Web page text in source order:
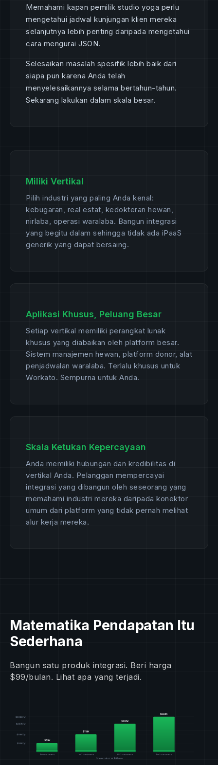
Memahami kapan pemilik studio yoga perlu
mengetahui jadwal kunjungan klien mereka
selanjutnya lebih penting daripada mengetahui
cara mengurai JSON.
Selesaikan masalah spesifik lebih baik dari
siapa pun karena Anda telah
menyelesaikannya selama bertahun-tahun.
Sekarang lakukan dalam skala besar.
Miliki Vertikal
Pilih industri yang paling Anda kenal:
kebugaran, real estat, kedokteran hewan,
nirlaba, operasi waralaba. Bangun integrasi
yang begitu dalam sehingga tidak ada iPaaS
generik yang dapat bersaing.
Aplikasi Khusus, Peluang Besar
Setiap vertikal memiliki perangkat lunak
khusus yang diabaikan oleh platform besar.
Sistem manajemen hewan, platform donor, alat
penjadwalan waralaba. Terlalu khusus untuk
Workato. Sempurna untuk Anda.
Skala Ketukan Kepercayaan
Anda memiliki hubungan dan kredibilitas di
vertikal Anda. Pelanggan mempercayai
integrasi yang dibangun oleh seseorang yang
memahami industri mereka daripada konektor
umum dari platform yang tidak pernah melihat
alur kerja mereka.
Matematika Pendapatan Itu
Sederhana
Bangun satu produk integrasi. Beri harga
$99/bulan. Lihat apa yang terjadi.